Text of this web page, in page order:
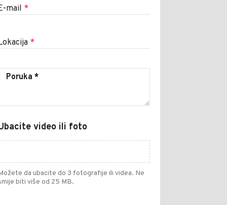
mail *
*
video ili foto
da ubacite do 3 fotografije ili videa. Ne
biti više od 25 MB.